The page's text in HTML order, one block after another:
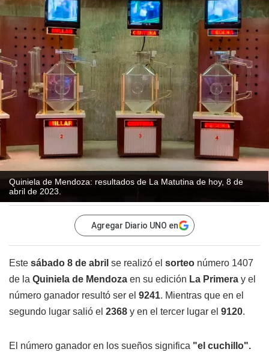
Quiniela de Mendoza: resultados de La Matutina de hoy, 8 de
abril de 2023.
Agregar Diario UNO en
Este sábado 8 de abril se realizó el sorteo número 1407
de la Quiniela de Mendoza en su edición La Primera y el
número ganador resultó ser el 9241. Mientras que en el
segundo lugar salió el 2368 y en el tercer lugar el 9120.
El número ganador en los sueños significa "el cuchillo".